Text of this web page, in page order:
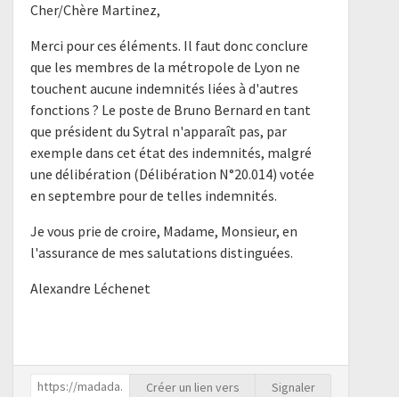
Cher/Chère Martinez,
Merci pour ces éléments. Il faut donc conclure
que les membres de la métropole de Lyon ne
touchent aucune indemnités liées à d'autres
fonctions ? Le poste de Bruno Bernard en tant
que président du Sytral n'apparaît pas, par
exemple dans cet état des indemnités, malgré
une délibération (Délibération N°20.014) votée
en septembre pour de telles indemnités.
Je vous prie de croire, Madame, Monsieur, en
l'assurance de mes salutations distinguées.
Alexandre Léchenet
Créer un lien vers Signaler